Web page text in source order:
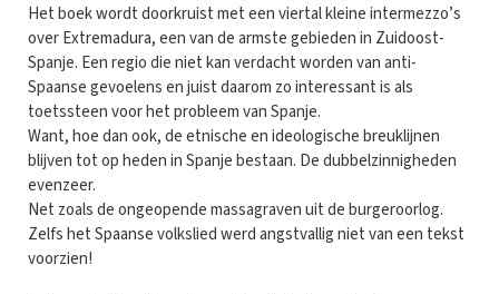
Het boek wordt doorkruist met een viertal kleine intermezzo’s
over Extremadura, een van de armste gebieden in Zuidoost-
Spanje. Een regio die niet kan verdacht worden van anti-
Spaanse gevoelens en juist daarom zo interessant is als
toetssteen voor het probleem van Spanje.
Want, hoe dan ook, de etnische en ideologische breuklijnen
blijven tot op heden in Spanje bestaan. De dubbelzinnigheden
evenzeer.
Net zoals de ongeopende massagraven uit de burgeroorlog.
Zelfs het Spaanse volkslied werd angstvallig niet van een tekst
voorzien!